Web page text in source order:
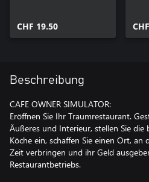
CHF 19.50
Beschreibung
CAFE OWNER SIMULATOR:
Eröffnen Sie Ihr Traumrestaurant.
Äußeres und Interieur, stellen Sie
Köche ein, schaffen Sie einen Ort, an
Zeit verbringen und ihr Geld
Restaurantbetriebs.